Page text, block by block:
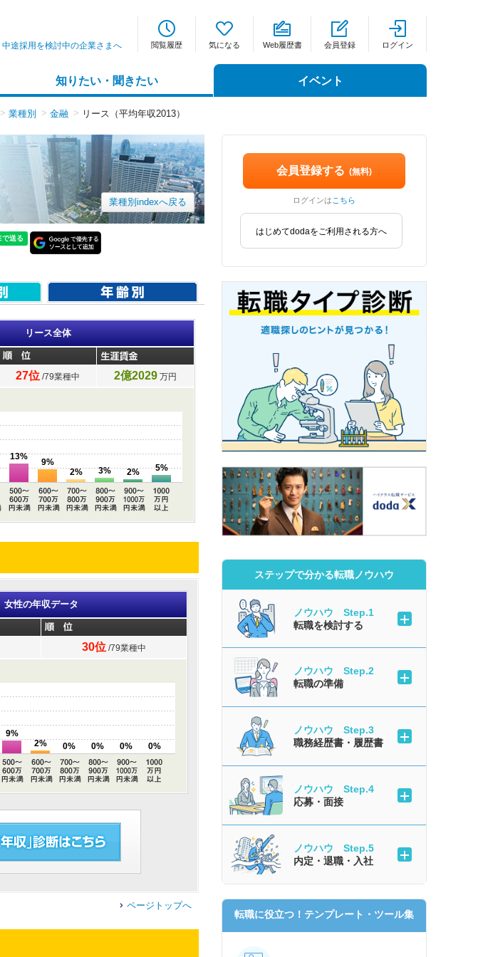
閲覧履歴 気になる Web履歴書 会員登録 ログイン
中途採用を検討中の企業さまへ
知りたい・聞きたい イベント
業種別 金融 リース（平均年収2013）
業種別indexへ戻る
リース全体
27位 /79業種中 2億2029 万円
13%
9%
2%
3% 2% 5%
女性の年収データ
30位 /79業種中
9%
2%
0% 0% 0% 0%
ページトップへ
会員登録する (無料)
ログインは こちら
はじめてdodaをご利用される方へ
ステップで分かる転職ノウハウ
ノウハウ Step.1
転職を検討する
ノウハウ Step.2
転職の準備
ノウハウ Step.3
職務経歴書・履歴書
ノウハウ Step.4
応募・面接
ノウハウ Step.5
内定・退職・入社
転職に役立つ！テンプレート・ツール集